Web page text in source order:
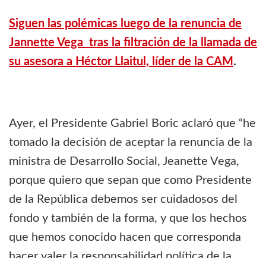
Siguen las polémicas luego de la renuncia de
Jannette Vega tras la filtración de la llamada de
su asesora a Héctor Llaitul, líder de la CAM .
Ayer, el Presidente Gabriel Boric aclaró que “he
tomado la decisión de aceptar la renuncia de la
ministra de Desarrollo Social, Jeanette Vega,
porque quiero que sepan que como Presidente
de la República debemos ser cuidadosos del
fondo y también de la forma, y que los hechos
que hemos conocido hacen que corresponda